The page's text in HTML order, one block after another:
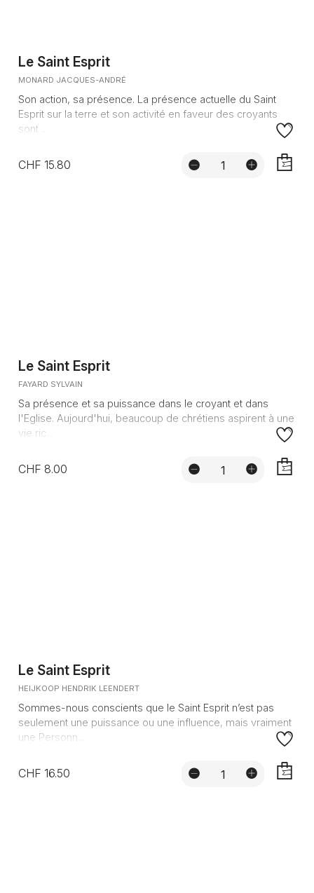
Le Saint Esprit
MONARD JACQUES-ANDRÉ
Son action, sa présence. La présence actuelle du Saint
Esprit sur la terre et son activité en faveur des croyants
sont ...
CHF 15.80
Le Saint Esprit
FAYARD SYLVAIN
Sa présence et sa puissance dans le croyant et dans
l'Eglise. Aujourd'hui, beaucoup de chrétiens aspirent à une
vie ric...
CHF 8.00
Le Saint Esprit
HEIJKOOP HENDRIK LEENDERT
Sommes-nous conscients que le Saint Esprit n’est pas
seulement une puissance ou une influence, mais vraiment
une Personn...
CHF 16.50